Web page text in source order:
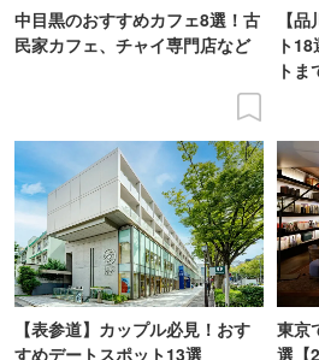
中目黒のおすすめカフェ8選！古
民家カフェ、チャイ専門店など
【
ト
トま
【表参道】カップル必見！おす
すめデートスポット13選
東京
選【